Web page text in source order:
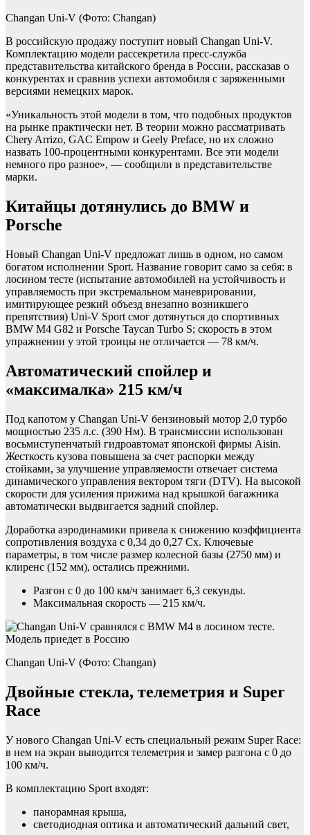
Changan Uni-V (Фото: Changan)
В российскую продажу поступит новый Changan Uni-V.
Комплектацию модели рассекретила пресс-служба
представительства китайского бренда в России, рассказав о
конкурентах и сравнив успехи автомобиля с заряженными
версиями немецких марок.
«Уникальность этой модели в том, что подобных продуктов
на рынке практически нет. В теории можно рассматривать
Chery Arrizo, GAC Empow и Geely Preface, но их сложно
назвать 100-процентными конкурентами. Все эти модели
немного про разное», — сообщили в представительстве
марки.
Китайцы дотянулись до BMW и
Porsche
Новый Changan Uni-V предложат лишь в одном, но самом
богатом исполнении Sport. Название говорит само за себя: в
лосином тесте (испытание автомобилей на устойчивость и
управляемость при экстремальном маневрировании,
имитирующее резкий объезд внезапно возникшего
препятствия) Uni-V Sport смог дотянуться до спортивных
BMW M4 G82 и Porsche Taycan Turbo S; скорость в этом
упражнении у этой троицы не отличается — 78 км/ч.
Автоматический спойлер и
«максималка» 215 км/ч
Под капотом у Changan Uni-V бензиновый мотор 2,0 турбо
мощностью 235 л.с. (390 Нм). В трансмиссии использован
восьмиступенчатый гидроавтомат японской фирмы Aisin.
Жесткость кузова повышена за счет распорки между
стойками, за улучшение управляемости отвечает система
динамического управления вектором тяги (DTV). На высокой
скорости для усиления прижима над крышкой багажника
автоматически выдвигается задний спойлер.
Доработка аэродинамики привела к снижению коэффициента
сопротивления воздуха с 0,34 до 0,27 Cx. Ключевые
параметры, в том числе размер колесной базы (2750 мм) и
клиренс (152 мм), остались прежними.
Разгон с 0 до 100 км/ч занимает 6,3 секунды.
Максимальная скорость — 215 км/ч.
Changan Uni-V (Фото: Changan)
Двойные стекла, телеметрия и Super
Race
У нового Changan Uni-V есть специальный режим Super Race:
в нем на экран выводится телеметрия и замер разгона с 0 до
100 км/ч.
В комплектацию Sport входят:
панорамная крыша,
светодиодная оптика и автоматический дальний свет,